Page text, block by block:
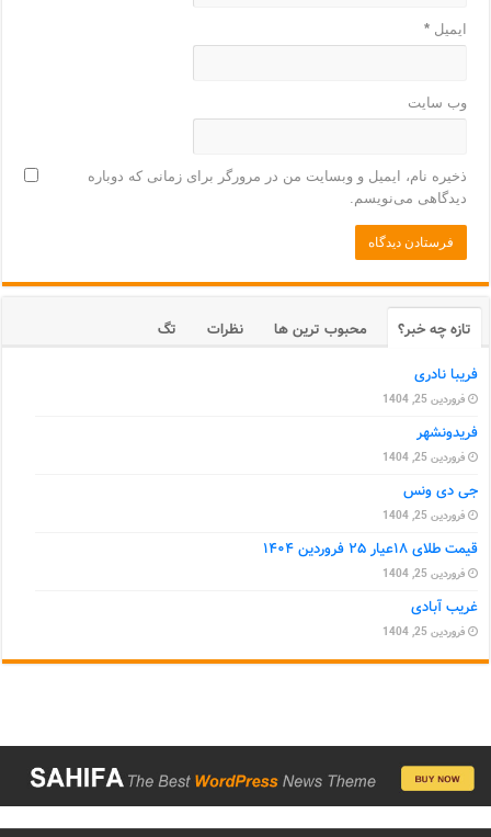
ایمیل*
وب‌ سایت
ذخیره نام، ایمیل و وبسایت من در مرورگر برای زمانی که دوباره
دیدگاهی می‌نویسم.
تازه چه خبر؟ محبوب ترین ها نظرات
تگ
فریبا نادری
فروردین 25, 1404
فریدونشهر
فروردین 25, 1404
جی دی ونس
فروردین 25, 1404
قیمت طلای ۱۸عیار ۲۵ فروردین ۱۴۰۴
فروردین 25, 1404
غریب آبادی
فروردین 25, 1404